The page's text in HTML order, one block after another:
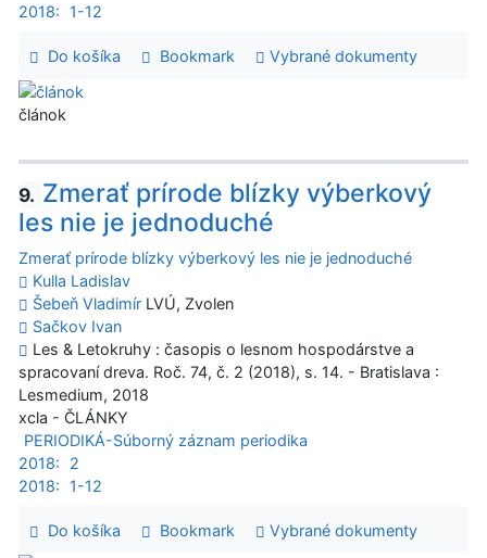
2018:
1-12
Do košíka Bookmark Vybrané dokumenty
článok
9. Zmerať prírode blízky výberkový
les nie je jednoduché
Zmerať prírode blízky výberkový les nie je jednoduché
Kulla Ladislav
Šebeň Vladimír LVÚ, Zvolen
Sačkov Ivan
Les & Letokruhy : časopis o lesnom hospodárstve a
spracovaní dreva. Roč. 74, č. 2 (2018), s. 14. - Bratislava :
Lesmedium, 2018
xcla - ČLÁNKY
PERIODIKÁ-Súborný záznam periodika
2018:
2
2018:
1-12
Do košíka Bookmark Vybrané dokumenty